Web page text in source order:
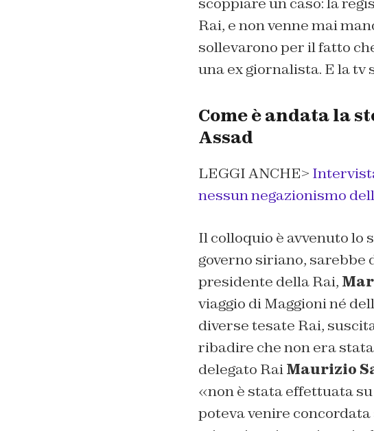
Rai, e non venne mai
sollevarono per il fatto
una ex giornalista. E la
Come è andata la
Assad
LEGGI ANCHE>
nessun negazionismo
Il colloquio è avvenuto lo
governo siriano, sarebbe
presidente della Rai,
viaggio di Maggioni né
diverse tesate Rai,
ribadire che non era
delegato RaiMaurizio
«non è stata effettuata
poteva venire